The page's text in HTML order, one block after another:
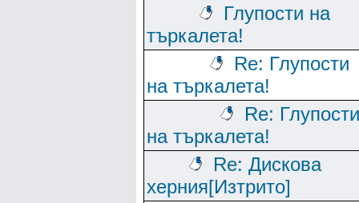
Глупости на
търкалета!
Re: Глупости
на търкалета!
Re: Глупости
на търкалета!
Re: Дискова
херния[Изтрито]